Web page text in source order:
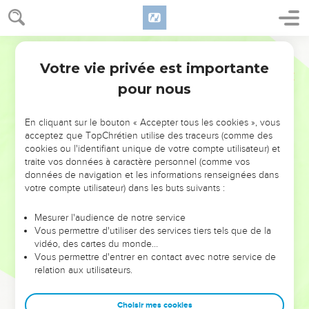
NE MANQUEZ PAS L’ÉVÉNEMENT
DE L’ANNÉE !
ET SI LEURS ERREURS POUVAIENT VOUS ÉVITER LES
VOTRES ?
leur foi ou leur vision. Mais on voit moins les doutes, les erreurs
et les saisons difficiles qu'ils ont traversés, alors même que ce
sont elles qui les ont façonnés.
Dans cette conférence, leaders, entrepreneurs, et responsables
clés pour avancer avec plus de sagesse afin que leurs erreurs
Votre vie privée est importante
pour nous
En cliquant sur le bouton « Accepter tous les cookies », vous
acceptez que TopChrétien utilise des traceurs (comme des
cookies ou l'identifiant unique de votre compte utilisateur) et
traite vos données à caractère personnel (comme vos
données de navigation et les informations renseignées dans
votre compte utilisateur) dans les buts suivants :
Mesurer l'audience de notre service
Vous permettre d'utiliser des services tiers tels que de la
vidéo, des cartes du monde…
Vous permettre d'entrer en contact avec notre service de
relation aux utilisateurs.
Choisir mes cookies